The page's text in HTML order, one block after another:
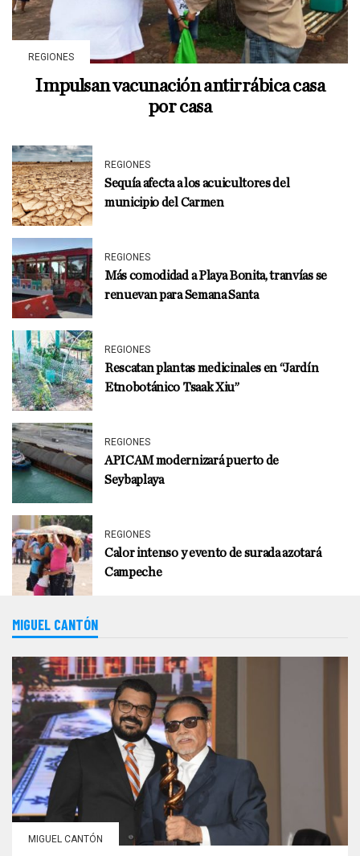
REGIONES
Impulsan vacunación antirrábica casa
por casa
REGIONES
Sequía afecta a los acuicultores del
municipio del Carmen
REGIONES
Más comodidad a Playa Bonita, tranvías se
renuevan para Semana Santa
REGIONES
Rescatan plantas medicinales en “Jardín
Etnobotánico Tsaak Xiu”
REGIONES
APICAM modernizará puerto de
Seybaplaya
REGIONES
Calor intenso y evento de surada azotará
Campeche
MIGUEL CANTÓN
MIGUEL CANTÓN